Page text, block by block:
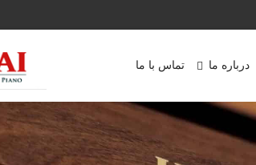
درباره ما تماس با ما